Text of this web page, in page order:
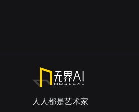
人人都是艺术家